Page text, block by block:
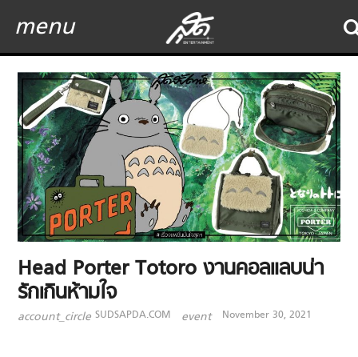
menu
Head Porter Totoro งานคอลแลบน่า
รักเกินห้ามใจ
account_circle SUDSAPDA.COM event November 30, 2021